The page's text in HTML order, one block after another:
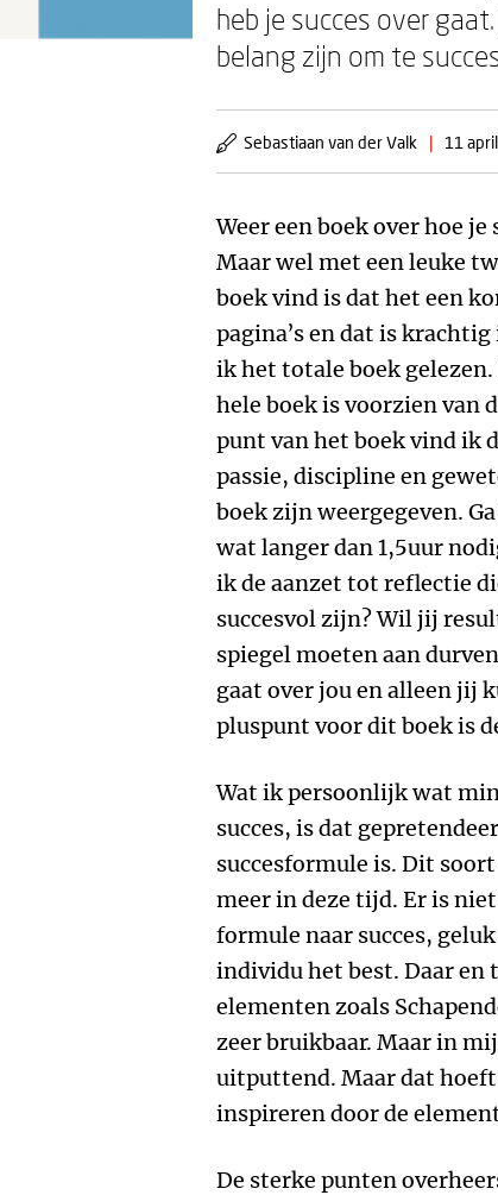
heb je succes over gaat.
belang zijn om te
Sebastiaan van der Valk | 11
Weer een boek over hoe
Maar wel met een leuke
boek vind is dat het een
pagina’s en dat is
ik het totale boek
hele boek is voorzien van
punt van het boek vind ik
passie, discipline en
boek zijn weergegeven.
wat langer dan 1,5uur
ik de aanzet tot reflectie
succesvol zijn? Wil jij
spiegel moeten aan
gaat over jou en alleen jij
pluspunt voor dit boek is
Wat ik persoonlijk wat
succes, is dat
succesformule is. Dit
meer in deze tijd. Er is
formule naar succes,
individu het best. Daar
elementen zoals
zeer bruikbaar. Maar in
uitputtend. Maar dat
inspireren door de
De sterke punten